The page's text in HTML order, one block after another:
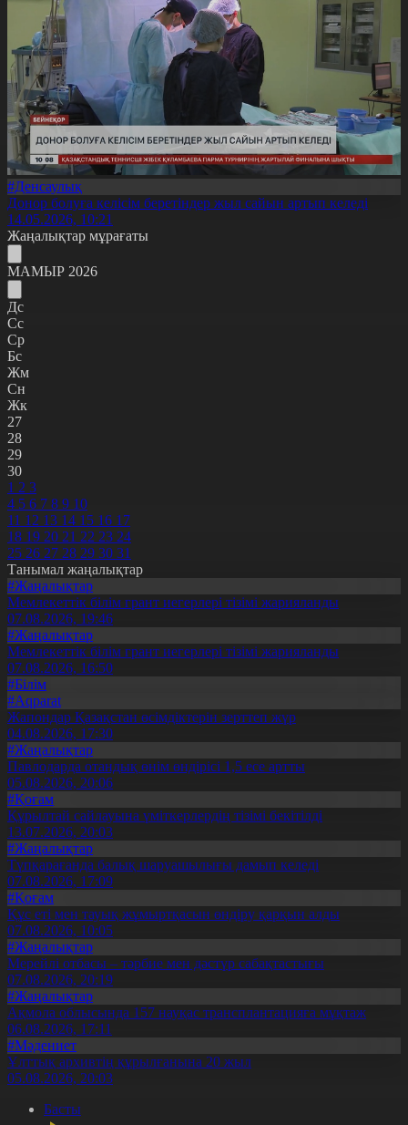
#Денсаулық
Донор болуға келісім беретіндер жыл сайын артып келеді
14.05.2026, 10:21
Жаңалықтар мұрағаты
МАМЫР 2026
Дс
Сс
Ср
Бс
Жм
Сн
Жк
27
28
29
30
1 2 3
4 5 6 7 8 9 10
11 12 13 14 15 16 17
18 19 20 21 22 23 24
25 26 27 28 29 30 31
Танымал жаңалықтар
#Жаңалықтар
Мемлекеттік білім грант иегерлері тізімі жарияланды
07.08.2026, 19:46
#Жаңалықтар
Мемлекеттік білім грант иегерлері тізімі жарияланды
07.08.2026, 16:50
#Білім
#Aqparat
Жапондар Қазақстан өсімдіктерін зерттеп жүр
04.08.2026, 17:30
#Жаңалықтар
Павлодарда отандық өнім өндірісі 1,5 есе артты
05.08.2026, 20:06
#Қоғам
Құрылтай сайлауына үміткерлердің тізімі бекітілді
13.07.2026, 20:03
#Жаңалықтар
Түпқарағанда балық шаруашылығы дамып келеді
07.08.2026, 17:09
#Қоғам
Құс еті мен тауық жұмыртқасын өндіру қарқын алды
07.08.2026, 10:05
#Жаңалықтар
Мерейлі отбасы – тәрбие мен дәстүр сабақтастығы
07.08.2026, 20:19
#Жаңалықтар
Ақмола облысында 157 науқас трансплантацияға мұқтаж
06.08.2026, 17:11
#Мәдениет
Ұлттық архивтің құрылғанына 20 жыл
05.08.2026, 20:03
Басты